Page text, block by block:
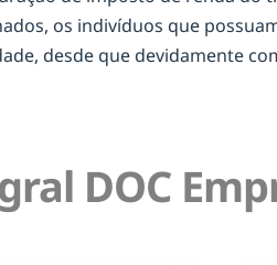
os indivíduos que
desde que devidamente
DOC